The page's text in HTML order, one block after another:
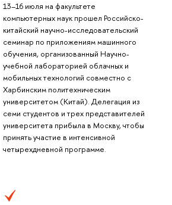
13–16 июля на факультете
компьютерных наук прошел Российско-
китайский научно-исследовательский
семинар по приложениям машинного
обучения, организованный Научно-
учебной лабораторией облачных и
мобильных технологий совместно с
Харбинским политехническим
университетом (Китай). Делегация из
семи студентов и трех представителей
университета прибыла в Москву, чтобы
принять участие в интенсивной
четырехдневной программе.